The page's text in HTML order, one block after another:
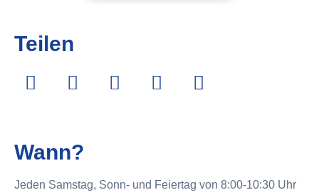
Teilen
Wann?
Jeden Samstag, Sonn- und Feiertag von 8:00-10:30 Uhr